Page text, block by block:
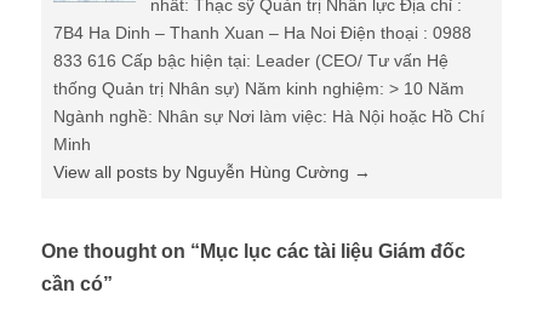
nhất: Thạc sỹ Quản trị Nhân lực Địa chỉ :
7B4 Ha Dinh – Thanh Xuan – Ha Noi Điện thoại : 0988
833 616 Cấp bậc hiện tại: Leader (CEO/ Tư vấn Hệ
thống Quản trị Nhân sự) Năm kinh nghiệm: > 10 Năm
Ngành nghề: Nhân sự Nơi làm việc: Hà Nội hoặc Hồ Chí
Minh
View all posts by Nguyễn Hùng Cường →
One thought on “ Mục lục các tài liệu Giám đốc
cần có”